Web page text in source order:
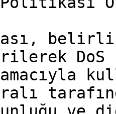
belirli
DoS
amacıyla